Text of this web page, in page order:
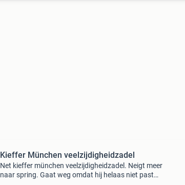
Kieffer München veelzijdigheidzadel
Net kieffer münchen veelzijdigheidzadel. Neigt meer
naar spring. Gaat weg omdat hij helaas niet past